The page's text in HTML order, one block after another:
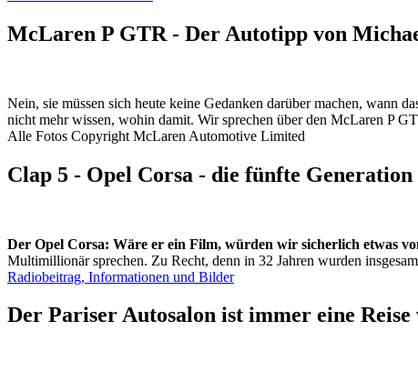
McLaren P GTR - Der Autotipp von
Nein, sie müssen sich heute keine Gedanken darüber machen, wann
nicht mehr wissen, wohin damit. Wir sprechen über den McLaren P
Alle Fotos Copyright McLaren Automotive Limited
Clap 5 - Opel Corsa - die fünfte Generation
Der Opel Corsa: Wäre er ein Film, würden wir sicherlich etwas
Multimillionär sprechen. Zu Recht, denn in 32 Jahren wurden
Radiobeitrag, Informationen und Bilder
Der Pariser Autosalon ist immer eine Reise